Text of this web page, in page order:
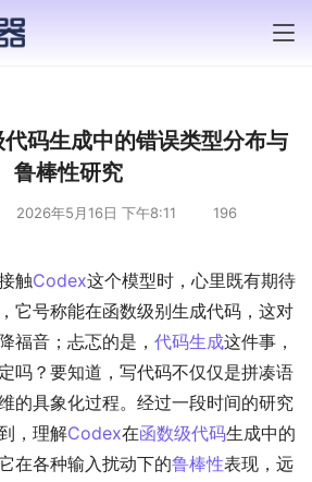
码生成中的错误类型分布与
鲁棒性研究
2026年5月16日 下午8:11 196
触Codex这个模型时，心里既有期待
它号称能在函数级别生成代码，这对
福音；忐忑的是， 代码生成这件事，
吗？要知道，写代码不仅仅是拼凑语
的具象化过程。经过一段时间的研究
，理解Codex在函数级代码生成中的
在各种输入扰动下的鲁棒性表现，远